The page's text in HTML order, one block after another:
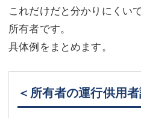
これだけだと分かりにくい
所有者です。
具体例をまとめます。
＜所有者の運行供用